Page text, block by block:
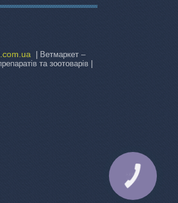
| Ветмаркет –
та зоотоварів |
КНОПКА
ЗВ'ЯЗКУ